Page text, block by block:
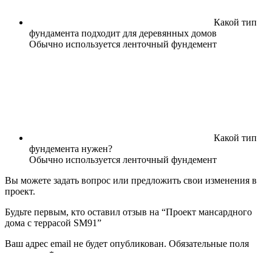
Какой тип
фундамента подходит для деревянных домов
Обычно используется ленточный фундемент
Какой тип
фундемента нужен?
Обычно используется ленточный фундемент
Вы можете задать вопрос или предложить свои изменения в
проект.
Будьте первым, кто оставил отзыв на “Проект мансардного
дома с террасой SM91”
Ваш адрес email не будет опубликован. Обязательные поля